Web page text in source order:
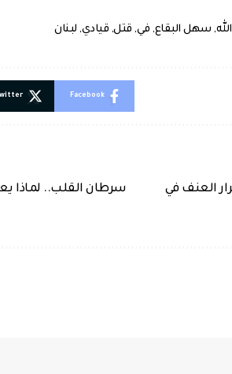
, سهل البقاع, في, قتل, قيادي, لبنان
Facebook
العنف في
سرطان القلب.. لماذا